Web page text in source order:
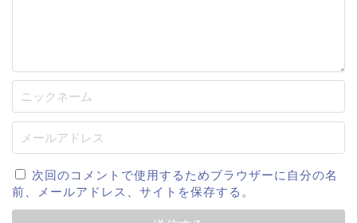
次回のコメントで使用するためブラウザーに自分の名
前、メールアドレス、サイトを保存する。